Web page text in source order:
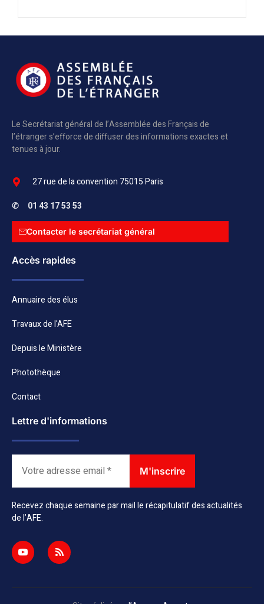
Le Secrétariat général de l’Assemblée des Français de
l’étranger s’efforce de diffuser des informations exactes et
tenues à jour.
27 rue de la convention 75015 Paris
✆ 01 43 17 53 53
Contacter le secrétariat général
Accès rapides
Annuaire des élus
Travaux de l'AFE
Depuis le Ministère
Photothèque
Contact
Lettre d'informations
Recevez chaque semaine par mail le récapitulatif des actualités
de l’AFE.